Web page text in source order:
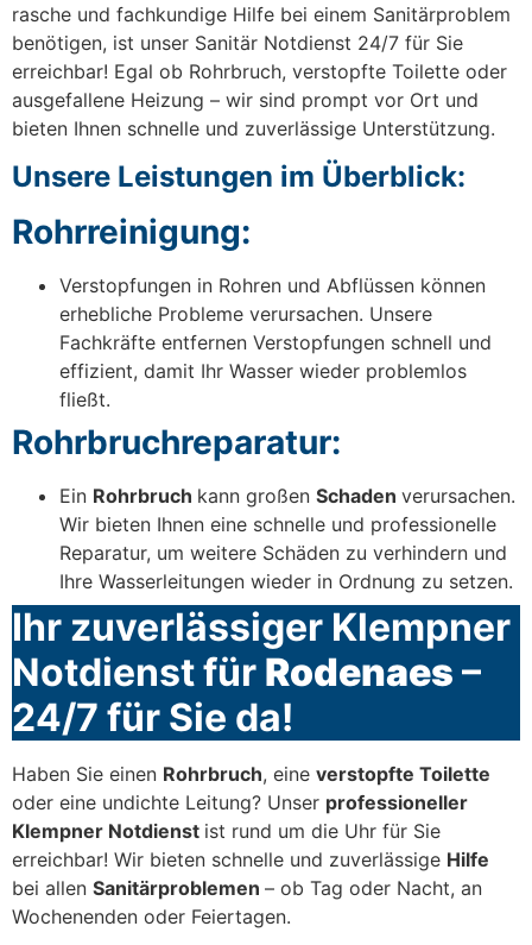
rasche und fachkundige Hilfe bei einem Sanitärproblem
benötigen, ist unser Sanitär Notdienst 24/7 für Sie
erreichbar! Egal ob Rohrbruch, verstopfte Toilette oder
ausgefallene Heizung – wir sind prompt vor Ort und
bieten Ihnen schnelle und zuverlässige Unterstützung.
Unsere Leistungen im Überblick:
Rohrreinigung:
Verstopfungen in Rohren und Abflüssen können
erhebliche Probleme verursachen. Unsere
Fachkräfte entfernen Verstopfungen schnell und
effizient, damit Ihr Wasser wieder problemlos
fließt.
Rohrbruchreparatur:
Ein Rohrbruch kann großen Schaden verursachen.
Wir bieten Ihnen eine schnelle und professionelle
Reparatur, um weitere Schäden zu verhindern und
Ihre Wasserleitungen wieder in Ordnung zu setzen.
Ihr zuverlässiger Klempner
Notdienst für Rodenaes –
24/7 für Sie da!
Haben Sie einen Rohrbruch, eine verstopfte Toilette
oder eine undichte Leitung? Unser professioneller
Klempner Notdienst ist rund um die Uhr für Sie
erreichbar! Wir bieten schnelle und zuverlässige Hilfe
bei allen Sanitärproblemen – ob Tag oder Nacht, an
Wochenenden oder Feiertagen.